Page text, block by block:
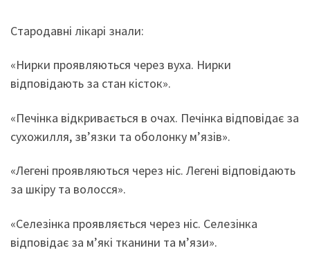
Стародавні лікарі знали:
«Нирки проявляються через вуха. Нирки
відповідають за стан кісток».
«Печінка відкривається в очах. Печінка відповідає за
сухожилля, зв’язки та оболонку м’язів».
«Легені проявляються через ніс. Легені відповідають
за шкіру та волосся».
«Селезінка проявляється через ніс. Селезінка
відповідає за м’які тканини та м’язи».